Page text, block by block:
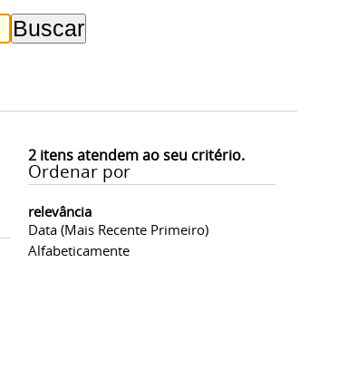
2itens atendem ao seu critério.
Ordenar por
relevância
Data (mais Recente Primeiro)
Alfabeticamente